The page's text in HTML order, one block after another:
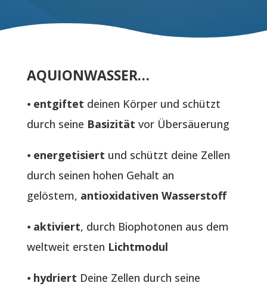
AQUIONWASSER…
⦁ entgiftet deinen Körper und schützt
durch seine Basizität vor Übersäuerung
⦁ energetisiert und schützt deine Zellen
durch seinen hohen Gehalt an
gelöstem, antioxidativen Wasserstoff
⦁ aktiviert, durch Biophotonen aus dem
weltweit ersten Lichtmodul
⦁ hydriert Deine Zellen durch seine